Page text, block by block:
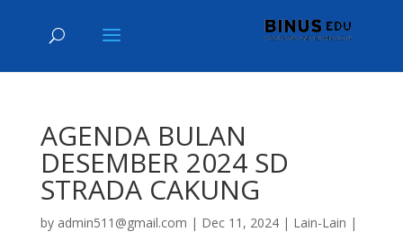
AGENDA BULAN
DESEMBER 2024 SD
STRADA CAKUNG
by admin511@gmail.com | Dec 11, 2024| Lain-Lain |